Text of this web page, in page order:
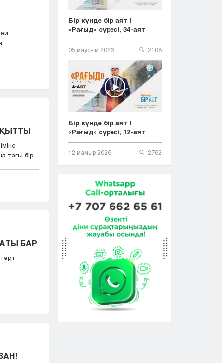
тағы бір
БАР
Бір күнде бір аят |
«Рағыд» сүресі, 34-аят
05 маусым 2026 2108
Бір күнде бір аят |
«Рағыд» сүресі, 12-аят
12 мамыр 2026 2762